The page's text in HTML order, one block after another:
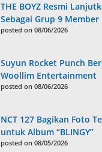
THE BOYZ Resmi
Sebagai Grup 9 Member
posted on 08/06/2026
Suyun Rocket Punch
Woollim Entertainment
posted on 08/06/2026
NCT 127 Bagikan Foto
untuk Album “BLINGY”
posted on 08/05/2026